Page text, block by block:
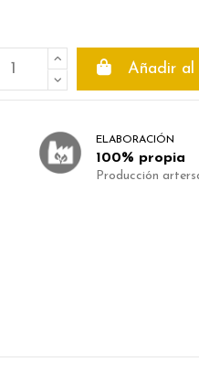
Añadir al
ELABORACIÓN
100% propia
Producción